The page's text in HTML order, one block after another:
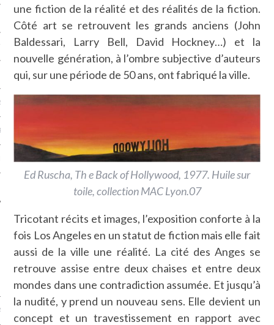
CARAVELLE
une fiction de la réalité et des réalités de la fiction.
Côté art se retrouvent les grands anciens (John
Baldessari, Larry Bell, David Hockney…) et la
nouvelle génération, à l’ombre subjective d’auteurs
qui, sur une période de 50 ans, ont fabriqué la ville.
Ed Ruscha, Th e Back of Hollywood, 1977. Huile sur
toile, collection MAC Lyon.07
Tricotant récits et images, l’exposition conforte à la
fois Los Angeles en un statut de fiction mais elle fait
aussi de la ville une réalité. La cité des Anges se
retrouve assise entre deux chaises et entre deux
mondes dans une contradiction assumée. Et jusqu’à
la nudité, y prend un nouveau sens. Elle devient un
concept et un travestissement en rapport avec